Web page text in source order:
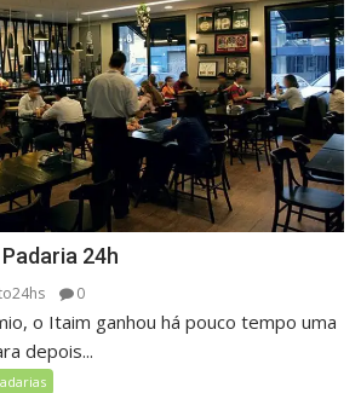
24h
0
o Itaim ganhou há pouco tempo uma
depois...